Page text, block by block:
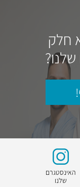
חלק
האינסטגרם
שלנו